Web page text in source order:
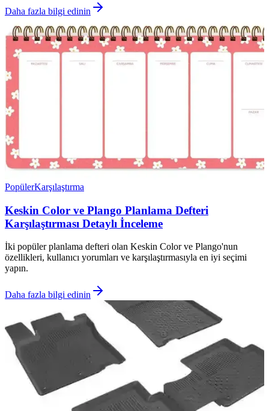
Daha fazla bilgi edinin
PopülerKarşılaştırma
Keskin Color ve Plango Planlama Defteri
Karşılaştırması Detaylı İnceleme
İki popüler planlama defteri olan Keskin Color ve Plango'nun
özellikleri, kullanıcı yorumları ve karşılaştırmasıyla en iyi seçimi
yapın.
Daha fazla bilgi edinin